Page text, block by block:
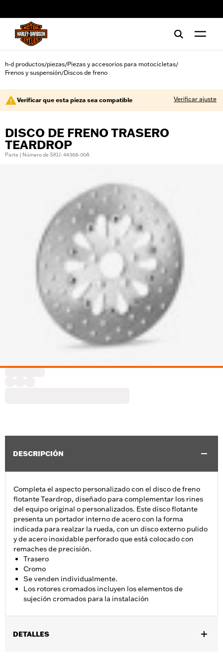
h-d productos/piezas/Piezas y accesorios para motocicletas/
Frenos y suspensión/Discos de freno
Verificar que esta pieza sea compatible Verificar ajuste
DISCO DE FRENO TRASERO
TEARDROP
Parte | Número de SKU: 44368-00A
DESCRIPCIÓN
Completa el aspecto personalizado con el disco de freno
flotante Teardrop, diseñado para complementar los rines
del equipo original o personalizados. Este disco flotante
presenta un portador interno de acero con la forma
indicada para realzar la rueda, con un disco externo pulido
y de acero inoxidable perforado que está colocado con
remaches de precisión.
Trasero
Cromo
Se venden individualmente.
Los rotores cromados incluyen los elementos de
sujeción cromados para la instalación
DETALLES